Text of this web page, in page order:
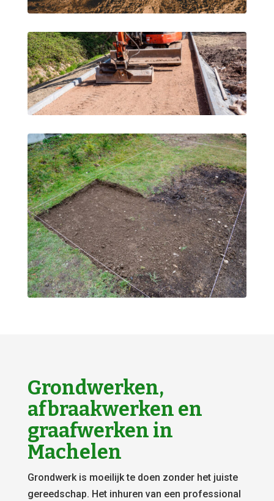
Grondwerken,
afbraakwerken en
graafwerken in
Machelen
Grondwerk is moeilijk te doen zonder het juiste
gereedschap. Het inhuren van een professional